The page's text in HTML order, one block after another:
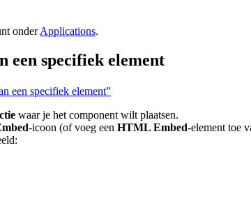
onderApplications.
een specifiek element
een specifiek element”
waar je het component wilt plaatsen.
-icoon (of voeg een HTML Embed-element toe